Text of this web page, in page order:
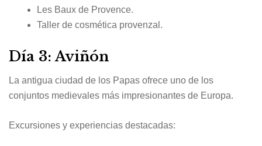
Les Baux de Provence.
Taller de cosmética provenzal.
Día 3: Aviñón
La antigua ciudad de los Papas ofrece uno de los
conjuntos medievales más impresionantes de Europa.
Excursiones y experiencias destacadas: